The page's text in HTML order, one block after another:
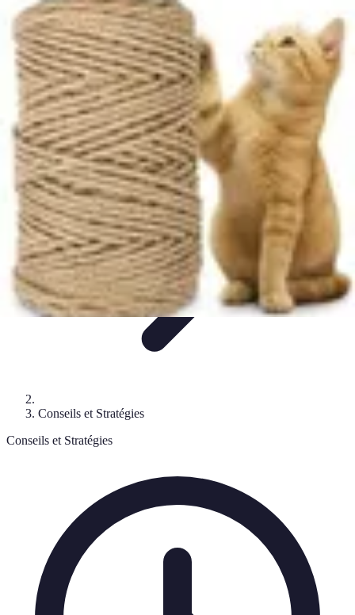
Projets Nouvelle Vie
Planification et StratégieInspiration Évaluation de ProjetÉcologie et
DurabilitéTendances
Projets Nouvelle Vie
Conseils et Stratégies
Conseils et Stratégies